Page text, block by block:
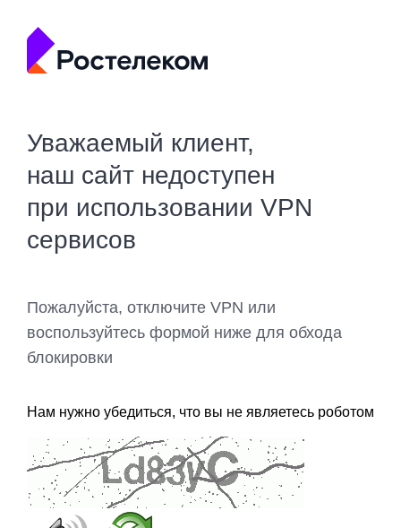
Уважаемый клиент,
наш сайт недоступен
при использовании VPN
сервисов
Пожалуйста, отключите VPN или
воспользуйтесь формой ниже для обхода
блокировки
Нам нужно убедиться, что вы не являетесь роботом